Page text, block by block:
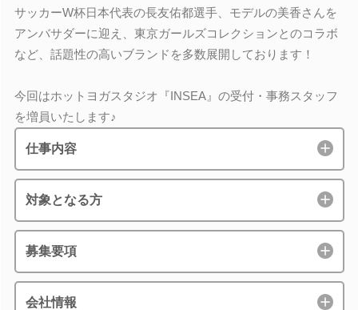
サッカーW杯日本代表の長友佑都選手、モデルの美香さんを
アンバサダーに迎え、東京ガールズコレクションとのコラボ
など、話題性の高いブランドを多数展開しております！
今回はホットヨガスタジオ『INSEA』の受付・事務スタッフ
を増員いたします♪
仕事内容
対象となる方
募集要項
会社情報